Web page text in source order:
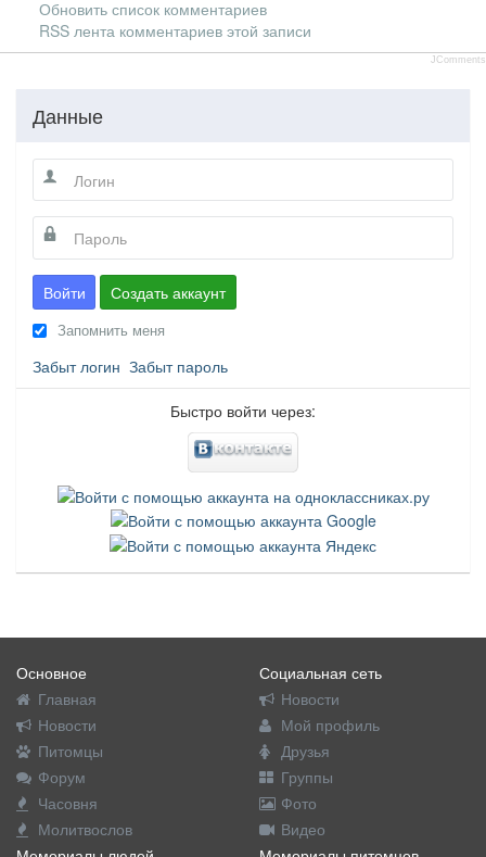
Обновить список комментариев
RSS лента комментариев этой записи
JComments
Данные
Войти Создать аккаунт
Запомнить меня
Забыт логин Забыт пароль
Быстро войти через:
Основное
Главная
Новости
Питомцы
Форум
Часовня
Молитвослов
Социальная сеть
Новости
Мой профиль
Друзья
Группы
Фото
Видео